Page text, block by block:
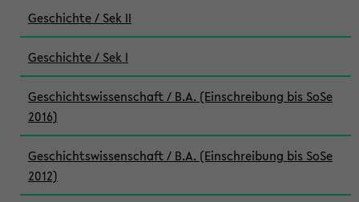
Geschichte / Sek II
Geschichte / Sek I
Geschichtswissenschaft / B.A. (Einschreibung bis SoSe
2016)
Geschichtswissenschaft / B.A. (Einschreibung bis SoSe
2012)